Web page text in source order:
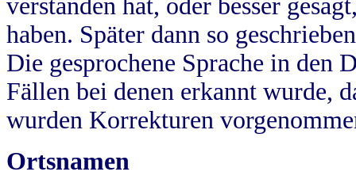
verstanden hat, oder besser
haben. Später dann so
Die gesprochene Sprache in
Fällen bei denen erkannt wurde,
wurden Korrekturen
Ortsnamen